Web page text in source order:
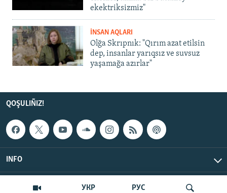
УКР РУС
ekektriksizmiz"
İNSAN AQLARI
Olğa Skrıpnık: "Qırım azat etilsin
dep, insanlar yarıqsız ve suvsuz
yaşamağa azırlar"
QOŞULIÑIZ!
INFO
© Qırım.Aqiqat, 2026 | All Rights Reserved.